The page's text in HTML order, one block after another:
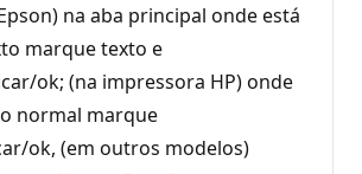
na aba principal onde está
marque texto e
ok; (na impressora HP) onde
normal marque
ok, (em outros modelos)